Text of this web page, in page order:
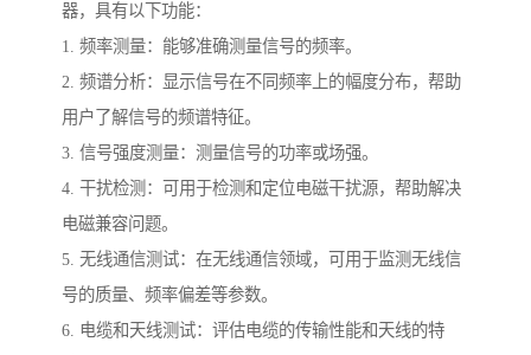
器，具有以下功能：
1. 频率测量：能够准确测量信号的频率。
2. 频谱分析：显示信号在不同频率上的幅度分布，帮助
用户了解信号的频谱特征。
3. 信号强度测量：测量信号的功率或场强。
4. 干扰检测：可用于检测和定位电磁干扰源，帮助解决
电磁兼容问题。
5. 无线通信测试：在无线通信领域，可用于监测无线信
号的质量、频率偏差等参数。
6. 电缆和天线测试：评估电缆的传输性能和天线的特